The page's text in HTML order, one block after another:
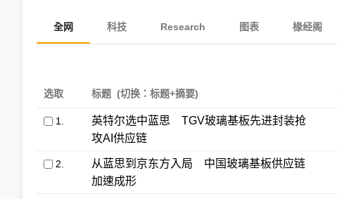
全网 科技 Research 图表 椽经阁
选取 标题 (切换：标题+摘要)
1.
英特尔选中蓝思 TGV玻璃基板先进封装抢
攻AI供应链
2.
从蓝思到京东方入局 中国玻璃基板供应链
加速成形